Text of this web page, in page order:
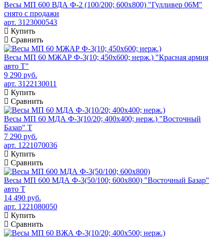
Весы МП 600 ВДА Ф-2 (100/200; 600х800) "Гулливер 06М"
снято с продажи
арт. 3123000543
Купить
Сравнить
Весы МП 60 МЖАР Ф-3(10; 450х600; нерж.) "Красная армия
авто Т"
9 290 руб.
арт. 3122130011
Купить
Сравнить
Весы МП 60 МДА Ф-3(10/20; 400х400; нерж.) "Восточный
Базар" Т
7 290 руб.
арт. 1221070036
Купить
Сравнить
Весы МП 600 МДА Ф-3(50/100; 600х800) "Восточный Базар"
авто Т
14 490 руб.
арт. 1221080050
Купить
Сравнить